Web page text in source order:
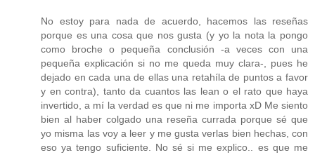
No estoy para nada de acuerdo, hacemos las reseñas
porque es una cosa que nos gusta (y yo la nota la pongo
como broche o pequeña conclusión -a veces con una
pequeña explicación si no me queda muy clara-, pues he
dejado en cada una de ellas una retahíla de puntos a favor
y en contra), tanto da cuantos las lean o el rato que haya
invertido, a mí la verdad es que ni me importa xD Me siento
bien al haber colgado una reseña currada porque sé que
yo misma las voy a leer y me gusta verlas bien hechas, con
eso ya tengo suficiente. No sé si me explico.. es que me